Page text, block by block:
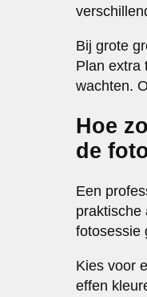
Bij grote
Plan extra
wachten.
Hoe
de
Een
praktische
fotosessie
Kies voor
effen